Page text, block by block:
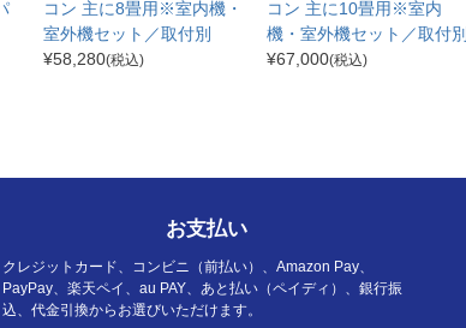
コン 主に8畳用※室内機・
室外機セット／取付別
¥58,280(税込)
コン 主に10畳用※室内
機・室外機セット／取付別
¥67,000(税込)
お支払い
クレジットカード、コンビニ（前払い）、Amazon Pay、
PayPay、楽天ペイ、au PAY、あと払い（ペイディ）、銀行振
込、代金引換からお選びいただけます。